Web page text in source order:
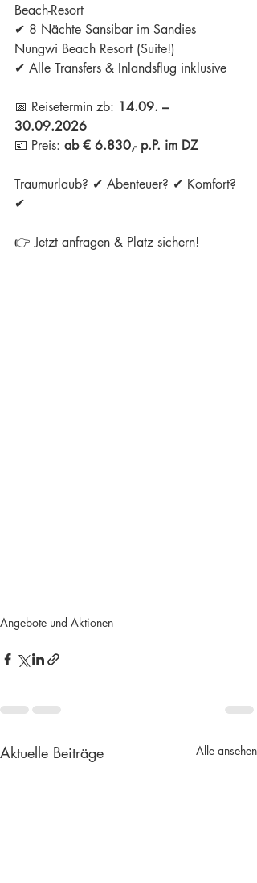
Beach-Resort
✔ 8 Nächte Sansibar im Sandies
Nungwi Beach Resort (Suite!)
✔ Alle Transfers & Inlandsflug inklusive
📅 Reisetermin zb: 14.09. –
30.09.2026
💶 Preis: ab € 6.830,- p.P. im DZ
Traumurlaub? ✔ Abenteuer? ✔ Komfort?
✔
👉 Jetzt anfragen & Platz sichern!
Angebote und Aktionen
Aktuelle Beiträge Alle ansehen